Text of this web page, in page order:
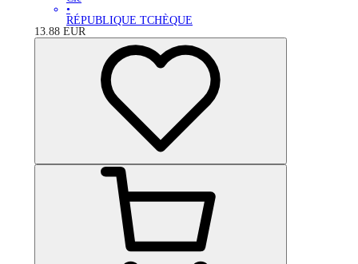
•
RÉPUBLIQUE TCHÈQUE
13.88 EUR